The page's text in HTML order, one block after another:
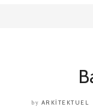
by ARKITEKTUEL